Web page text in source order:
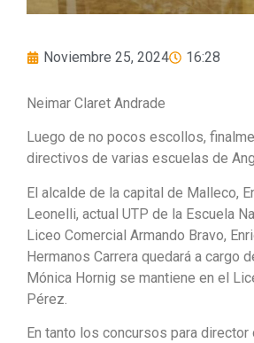
Noviembre 25, 2024 16:28
Neimar Claret Andrade
Luego de no pocos escollos,
directivos de varias escuelas de
El alcalde de la capital de Malleco,
Leonelli, actual UTP de la Escuela
Liceo Comercial Armando Bravo,
Hermanos Carrera quedará a cargo
Mónica Hornig se mantiene en el
Pérez.
En tanto los concursos para